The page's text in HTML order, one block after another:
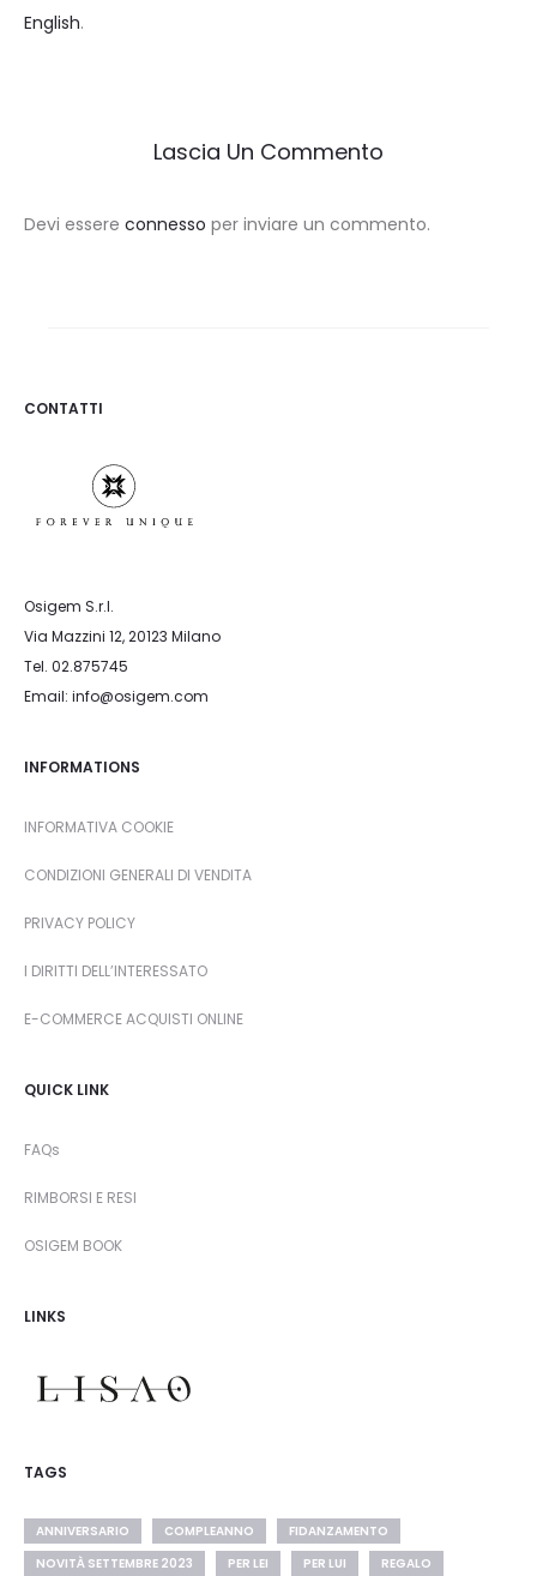
English.
Lascia Un Commento
Devi essere connesso per inviare un commento.
CONTATTI
Osigem S.r.l.
Via Mazzini 12, 20123 Milano
Tel. 02.875745
Email: info@osigem.com
INFORMATIONS
INFORMATIVA COOKIE
CONDIZIONI GENERALI DI VENDITA
PRIVACY POLICY
I DIRITTI DELL’INTERESSATO
E-COMMERCE ACQUISTI ONLINE
QUICK LINK
FAQs
RIMBORSI E RESI
OSIGEM BOOK
LINKS
TAGS
ANNIVERSARIO COMPLEANNO
FIDANZAMENTO
NOVITÀ SETTEMBRE 2023
PER LEI PER LUI REGALO